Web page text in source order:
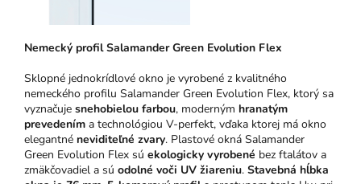
Nemecký profil Salamander Green Evolution Flex
Sklopné jednokrídlové okno je vyrobené z kvalitného
nemeckého profilu Salamander Green Evolution Flex, ktorý sa
vyznačuje snehobielou farbou, moderným hranatým
prevedením a technológiou V-perfekt, vďaka ktorej má okno
elegantné neviditeľné zvary. Plastové okná Salamander
Green Evolution Flex sú ekologicky vyrobené bez ftalátov a
zmäkčovadiel a sú odolné voči UV žiareniu. Stavebná hĺbka